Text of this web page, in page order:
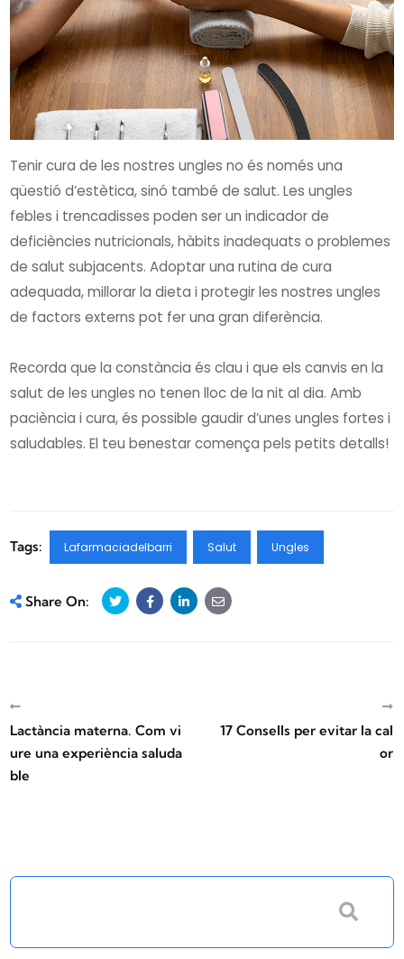
Tenir cura de les nostres ungles no és només una
qüestió d’estètica, sinó també de salut. Les ungles
febles i trencadisses poden ser un indicador de
deficiències nutricionals, hàbits inadequats o problemes
de salut subjacents. Adoptar una rutina de cura
adequada, millorar la dieta i protegir les nostres ungles
de factors externs pot fer una gran diferència.
Recorda que la constància és clau i que els canvis en la
salut de les ungles no tenen lloc de la nit al dia. Amb
paciència i cura, és possible gaudir d’unes ungles fortes i
saludables. El teu benestar comença pels petits detalls!
Tags: Lafarmaciadelbarri Salut Ungles
Share On:
Lactància materna. Com vi
ure una experiència saluda
ble
17 Consells per evitar la cal
or